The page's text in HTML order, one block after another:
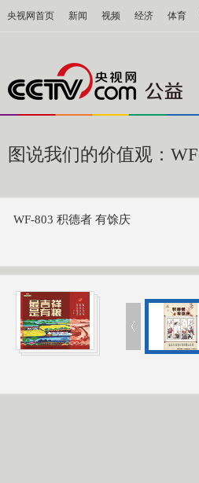
央视网首页 新闻 视频 经济 体育
图说我们的价值观：
WF-803 积德者 有馀庆